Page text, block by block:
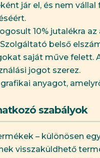
jár el, és nem
10% jutalékra
belső
saját műve
jogot szerez.
anyagot,
szabályok
– különösen
visszaküldhető